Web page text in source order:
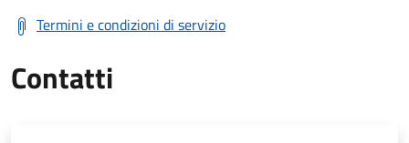
Termini e condizioni di servizio
Contatti